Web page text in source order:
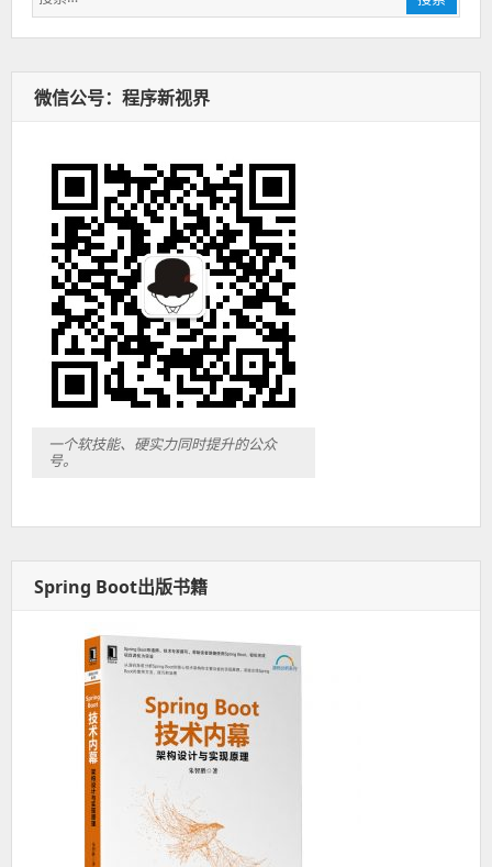
索：
微信公号：程序新视界
一个软技能、硬实力同时提升的公众
号。
Spring Boot出版书籍